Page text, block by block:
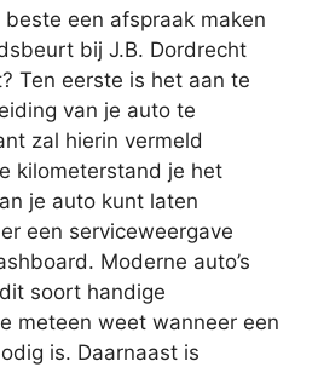
een afspraak maken
bij J.B. Dordrecht
Ten eerste is het aan te
van je auto te
zal hierin vermeld
kilometerstand je het
je auto kunt laten
een serviceweergave
Moderne auto’s
soort handige
meteen weet wanneer een
is. Daarnaast is